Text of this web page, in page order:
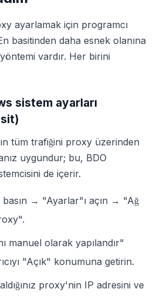
ayarlamak için programcı
basitinden daha esnek olanına
vardır. Her birini
sistem ayarları
tüm trafiğini proxy üzerinden
uygundur; bu, BDO
de içerir.
basın → "Ayarlar"ı açın → "Ağ
manuel olarak yapılandır"
"Açık" konumuna getirin.
aldığınız proxy'nin IP adresini ve